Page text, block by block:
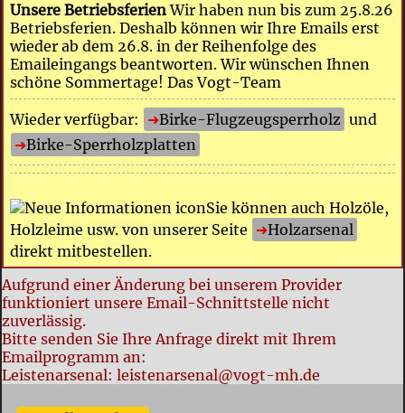
Unsere BetriebsferienWir haben nun bis zum 25.8.26
Betriebsferien. Deshalb können wir Ihre Emails erst
wieder ab dem 26.8. in der Reihenfolge des
Emaileingangs beantworten. Wir wünschen Ihnen
schöne Sommertage! Das Vogt-Team
Wieder verfügbar: Birke-Flugzeugsperrholz und
Birke-Sperrholzplatten
Sie können auch Holzöle,
Holzleime usw. von unserer Seite
Holzarsenal
direkt mitbestellen.
Aufgrund einer Änderung bei unserem Provider
funktioniert unsere Email-Schnittstelle nicht
zuverlässig.
Bitte senden Sie Ihre Anfrage direkt mit Ihrem
Emailprogramm an:
Leistenarsenal: leistenarsenal@vogt-mh.de